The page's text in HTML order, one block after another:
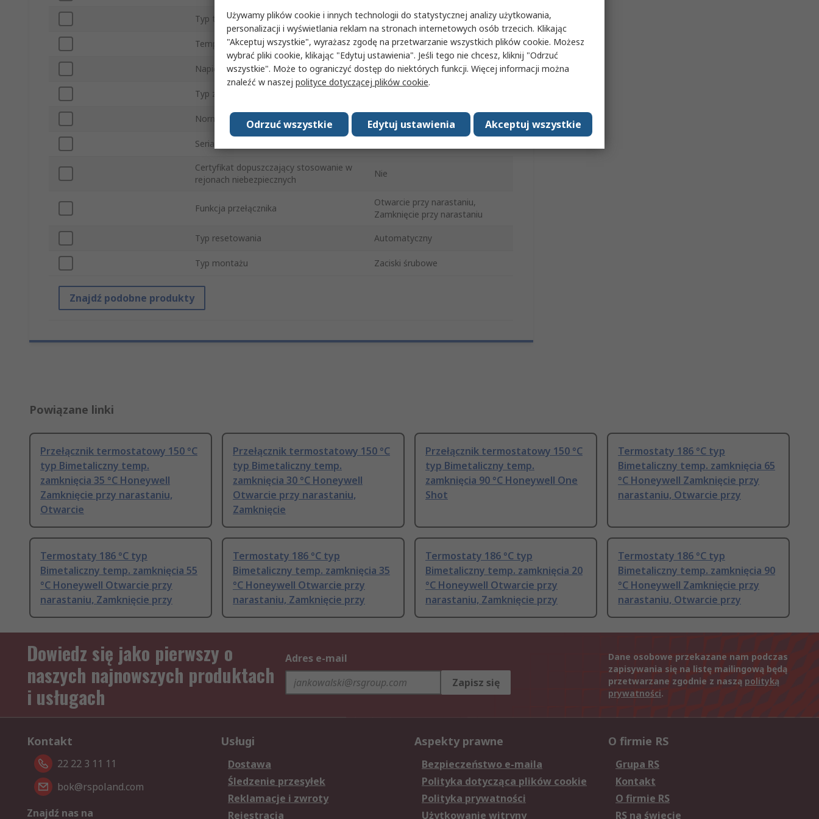
Typ termostatu Bimetaliczny
Temperatura zamknięcia 15°C
Napięcie AC styku 250V ac
Typ złącza
Normy/Zatwierdzenia No
Seria
Certyfikat dopuszczający stosowanie w
rejonach niebezpiecznych
Nie
Funkcja przełącznika
Otwarcie przy narastaniu,
Zamknięcie przy narastaniu
Typ resetowania Automatyczny
Typ montażu Zaciski śrubowe
Znajdź podobne produkty
Powiązane linki
Przełącznik termostatowy 150 °C
typ Bimetaliczny temp.
zamknięcia 35 °C Honeywell
Zamknięcie przy narastaniu,
Otwarcie
Przełącznik termostatowy 150 °C
typ Bimetaliczny temp.
zamknięcia 30 °C Honeywell
Otwarcie przy narastaniu,
Zamknięcie
Przełącznik termostatowy 150 °C
typ Bimetaliczny temp.
zamknięcia 90 °C Honeywell One
Shot
Termostaty 186 °C typ
Bimetaliczny temp. zamknięcia 65
°C Honeywell Zamknięcie przy
narastaniu, Otwarcie przy
Termostaty 186 °C typ
Bimetaliczny temp. zamknięcia 55
°C Honeywell Otwarcie przy
narastaniu, Zamknięcie przy
Termostaty 186 °C typ
Bimetaliczny temp. zamknięcia 35
°C Honeywell Otwarcie przy
narastaniu, Zamknięcie przy
Termostaty 186 °C typ
Bimetaliczny temp. zamknięcia 20
°C Honeywell Otwarcie przy
narastaniu, Zamknięcie przy
Termostaty 186 °C typ
Bimetaliczny temp. zamknięcia 90
°C Honeywell Zamknięcie przy
narastaniu, Otwarcie przy
Dowiedz się jako pierwszy o
naszych najnowszych produktach
i usługach
Adres e-mail
Zapisz się
Dane osobowe przekazane nam podczas
zapisywania się na listę mailingową będą
przetwarzane zgodnie z naszą polityką
prywatności.
Kontakt
22 22 3 11 11
bok@rspoland.com
Znajdź nas na
Usługi
Dostawa
Śledzenie przesyłek
Reklamacje i zwroty
Rejestracja
Aspekty prawne
Bezpieczeństwo e-maila
Polityka dotycząca plików cookie
Polityka prywatności
Użytkowanie witryny
O firmie RS
Grupa RS
Kontakt
O firmie RS
RS na świecie
Używamy plików cookie i innych technologii do statystycznej analizy użytkowania,
personalizacji i wyświetlania reklam na stronach internetowych osób trzecich. Klikając
"Akceptuj wszystkie", wyrażasz zgodę na przetwarzanie wszystkich plików cookie. Możesz
wybrać pliki cookie, klikając "Edytuj ustawienia". Jeśli tego nie chcesz, kliknij "Odrzuć
wszystkie". Może to ograniczyć dostęp do niektórych funkcji. Więcej informacji można
znaleźć w naszej polityce dotyczącej plików cookie.
Akceptuj wszystkie
Edytuj ustawienia
Odrzuć wszystkie